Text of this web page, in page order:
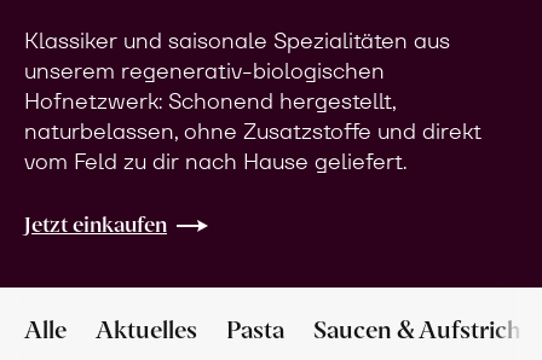
Klassiker und saisonale Spezialitäten aus
unserem regenerativ-biologischen
Hofnetzwerk: Schonend hergestellt,
naturbelassen, ohne Zusatzstoffe und direkt
vom Feld zu dir nach Hause geliefert.
Jetzt einkaufen
Alle Aktuelles Pasta Saucen & Aufstriche